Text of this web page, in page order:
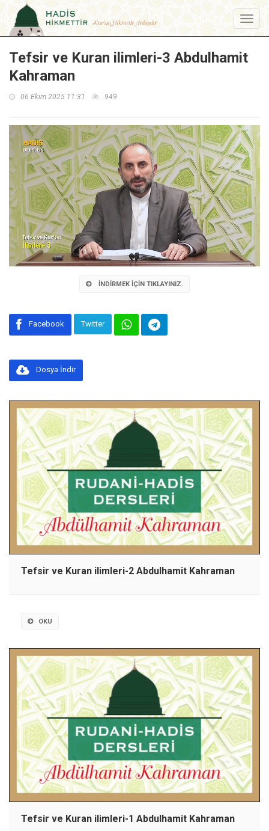
Menu
Tefsir ve Kuran ilimleri-3 Abdulhamit
Kahraman
06 Ekim 2025 11:31 949
Unmute Loaded:
1.31%
İNDIRMEK İÇIN TIKLAYINIZ.
Facebook Twitter
Dosya İndir
Tefsir ve Kuran ilimleri-2 Abdulhamit Kahraman
OKU
Tefsir ve Kuran ilimleri-1 Abdulhamit Kahraman